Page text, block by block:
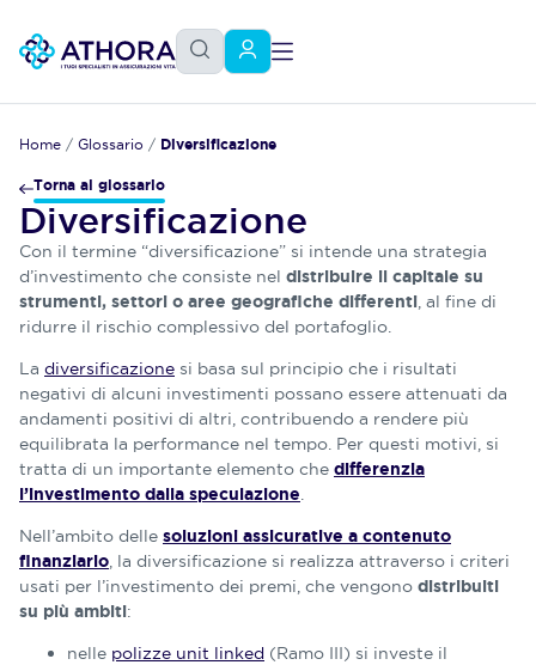
Home / Glossario / Diversificazione
Torna al glossario
Diversificazione
Con il termine “diversificazione” si intende una strategia
d’investimento che consiste nel distribuire il capitale su
strumenti, settori o aree geografiche differenti, al fine di
ridurre il rischio complessivo del portafoglio.
La diversificazione si basa sul principio che i risultati
negativi di alcuni investimenti possano essere attenuati da
andamenti positivi di altri, contribuendo a rendere più
equilibrata la performance nel tempo. Per questi motivi, si
tratta di un importante elemento che differenzia
l’investimento dalla speculazione.
Nell’ambito delle soluzioni assicurative a contenuto
finanziario, la diversificazione si realizza attraverso i criteri
usati per l’investimento dei premi, che vengono distribuiti
su più ambiti:
nelle polizze unit linked (Ramo III) si investe il